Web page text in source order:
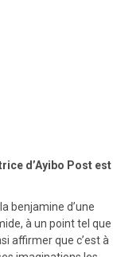
d’Ayibo Post est
benjamine d’une
à un point tel que
affirmer que c’est à